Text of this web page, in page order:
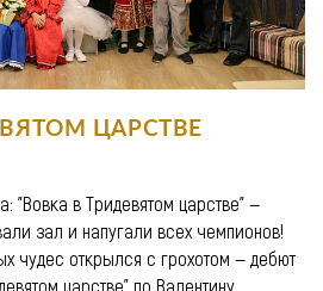
ЦАРСТВЕ
"Вовка в Тридевятом царстве" —
зал и напугали всех чемпионов!
чудес открылся с грохотом — дебют
царстве" по Валентину